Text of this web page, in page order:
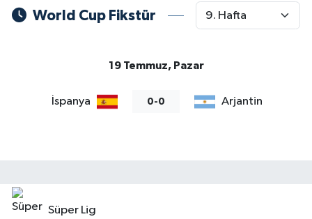
World Cup Fikstür
19 Temmuz, Pazar
İspanya 0-0 Arjantin
Süper Lig